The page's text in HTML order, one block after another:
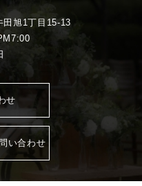
田旭1丁目15-13
せ
い合わせ